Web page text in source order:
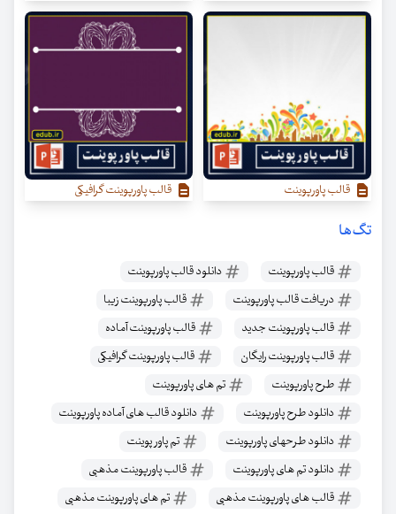
قالب پاورپوینت قالب پاورپوینت گرافیکی
تگ‌ها
قالب پاورپوینت
دانلود قالب پاورپوینت
دریافت قالب پاورپوینت
قالب پاورپوینت زیبا
قالب پاورپوینت جدید
قالب پاورپوینت آماده
قالب پاورپوینت رایگان
قالب پاورپوینت گرافیکی
طرح پاورپوینت
تم های پاورپوینت
دانلود طرح پاورپوینت
دانلود قالب های آماده پاورپوینت
دانلود طرحهای پاورپوینت
تم پاور پوینت
دانلود تم های پاورپوینت
قالب پاورپوینت مذهبی
قالب های پاورپوینت مذهبی
تم های پاورپوینت مذهبی